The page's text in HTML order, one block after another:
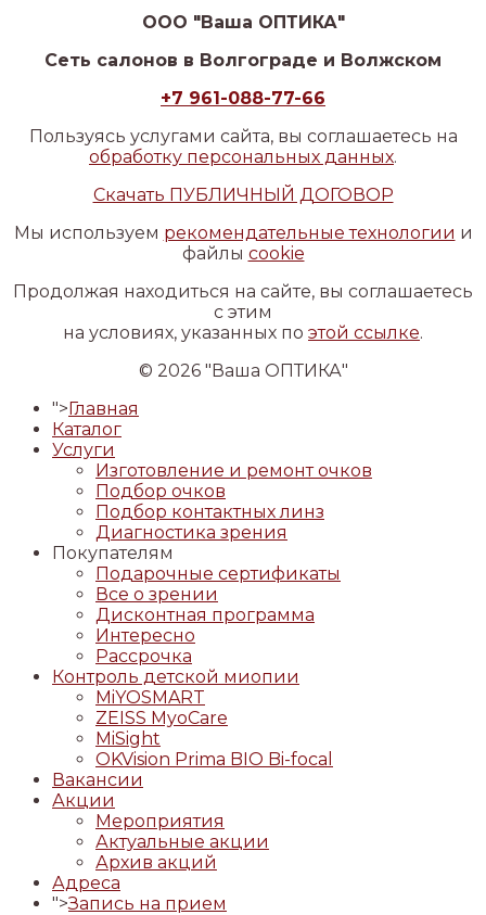
ООО "Ваша ОПТИКА"
Сеть салонов в Волгограде и Волжском
+7 961-088-77-66
Пользуясь услугами сайта, вы соглашаетесь на
обработку персональных данных.
Скачать ПУБЛИЧНЫЙ ДОГОВОР
Мы используем рекомендательные технологии и
файлы cookie
Продолжая находиться на сайте, вы соглашаетесь
с этим
на условиях, указанных по этой ссылке.
© 2026 "Ваша ОПТИКА"
">Главная
Каталог
Услуги
Изготовление и ремонт очков
Подбор очков
Подбор контактных линз
Диагностика зрения
Покупателям
Подарочные сертификаты
Все о зрении
Дисконтная программа
Интересно
Рассрочка
Контроль детской миопии
MiYOSMART
ZEISS MyoCare
MiSight
OKVision Prima BIO Bi-focal
Вакансии
Акции
Мероприятия
Актуальные акции
Архив акций
Адреса
">Запись на прием